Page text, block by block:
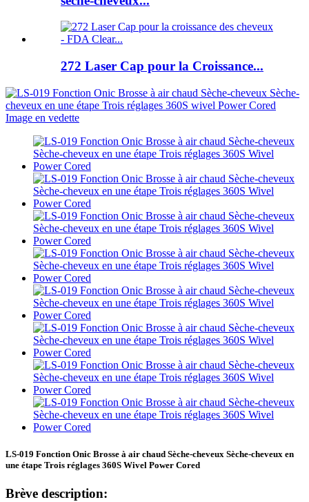
272 Laser Cap pour la Croissance...
LS-019 Fonction Onic Brosse à air chaud Sèche-cheveux Sèche-cheveux en
une étape Trois réglages 360S Wivel Power Cored
Brève description: